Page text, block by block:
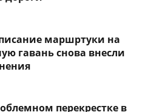
маршртуки на
гавань снова внесли
перекрестке в